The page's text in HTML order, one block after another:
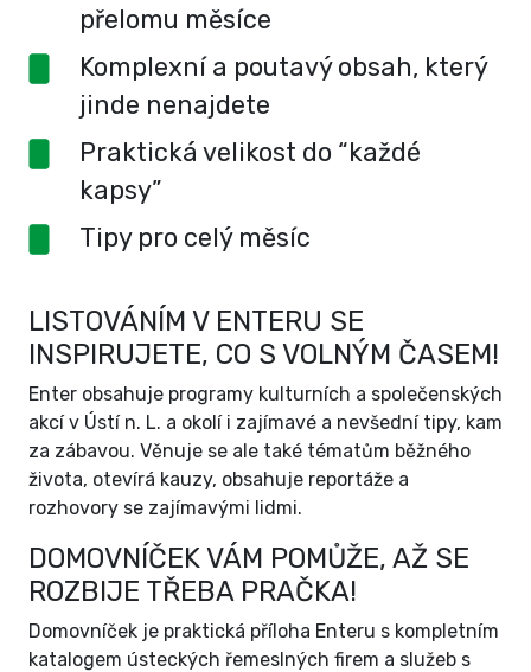
přelomu měsíce
Komplexní a poutavý obsah, který
jinde nenajdete
Praktická velikost do “každé
kapsy”
Tipy pro celý měsíc
LISTOVÁNÍM V ENTERU SE
INSPIRUJETE, CO S VOLNÝM ČASEM!
Enter obsahuje programy kulturních a společenských
akcí v Ústí n. L. a okolí i zajímavé a nevšední tipy, kam
za zábavou. Věnuje se ale také tématům běžného
života, otevírá kauzy, obsahuje reportáže a
rozhovory se zajímavými lidmi.
DOMOVNÍČEK VÁM POMŮŽE, AŽ SE
ROZBIJE TŘEBA PRAČKA!
Domovníček je praktická příloha Enteru s kompletním
katalogem ústeckých řemeslných firem a služeb s